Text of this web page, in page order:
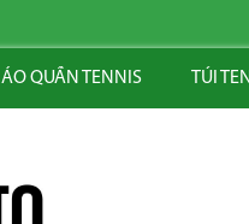
ÁO QUẦN TENNIS TÚI